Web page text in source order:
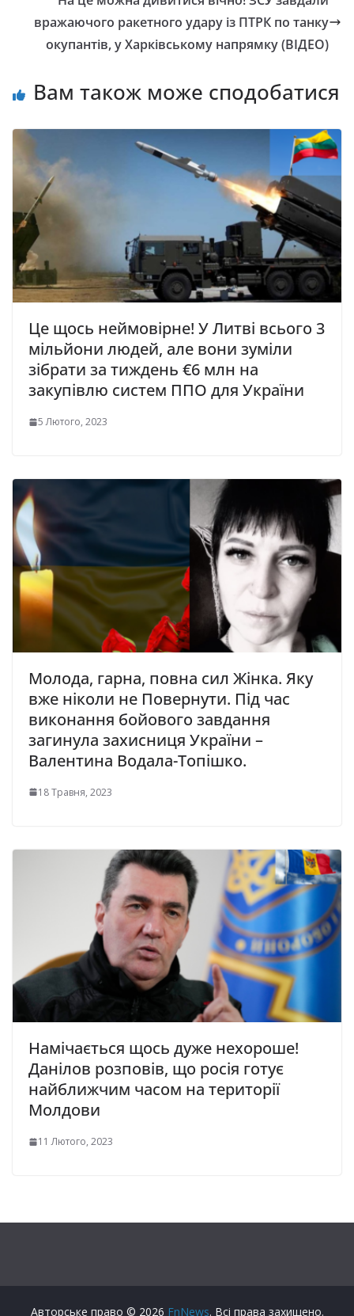
вражаючого ракетного удару із ПТРК по танку
окупантів, у Харківському напрямку (ВІДЕО)
Вам також може сподобатися
Це щось неймовірне! У Литві всього 3
мільйони людей, але вони зуміли
зібрати за тиждень €6 млн на
закупівлю систем ППО для України
5 Лютого, 2023
Молода, гарна, повна сил Жінка. Яку
вже ніколи не Повернути. Під час
виконання бойового завдання
загинула захисниця України –
Валентина Водала-Топішко.
18 Травня, 2023
Намічається щось дуже нехороше!
Данілов розповів, що росія готує
найближчим часом на території
Молдови
11 Лютого, 2023
Авторське право © 2026 FnNews. Всі права захищено.